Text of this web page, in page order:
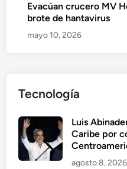
Evacúan crucero MV
brote de hantavirus
mayo 10, 2026
Tecnología
Luis
Caribe por
agosto 8, 2026